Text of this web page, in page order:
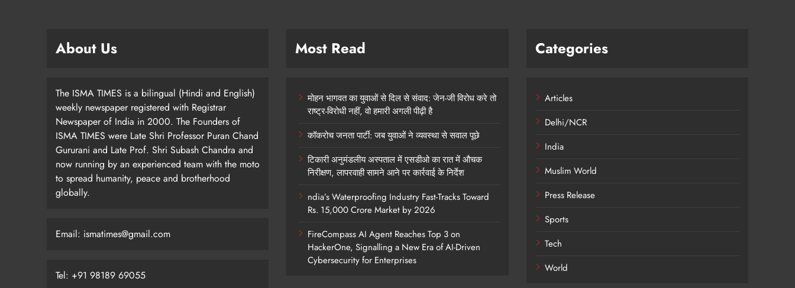
About Us
The ISMA TIMES is a bilingual (Hindi and English)
weekly newspaper registered with Registrar
Newspaper of India in 2000. The Founders of
ISMA TIMES were Late Shri Professor Puran Chand
Gururani and Late Prof. Shri Subash Chandra and
now running by an experienced team with the moto
to spread humanity, peace and brotherhood
globally.
Email: ismatimes@gmail.com
Tel: +91 98189 69055
Most Read
मोहन भागवत का युवाओं से दिल से संवाद: जेन-जी विरोध करे तो
राष्ट्र-विरोधी नहीं, वो हमारी अगली पीढ़ी है
कॉकरोच जनता पार्टी: जब युवाओं ने व्यवस्था से सवाल पूछे
टिकारी अनुमंडलीय अस्पताल में एसडीओ का रात में औचक
निरीक्षण, लापरवाही सामने आने पर कार्रवाई के निर्देश
ndia’s Waterproofing Industry Fast-Tracks Toward
Rs. 15,000 Crore Market by 2026
FireCompass AI Agent Reaches Top 3 on
HackerOne, Signalling a New Era of AI-Driven
Cybersecurity for Enterprises
Categories
Articles
Delhi/NCR
India
Muslim World
Press Release
Sports
Tech
World